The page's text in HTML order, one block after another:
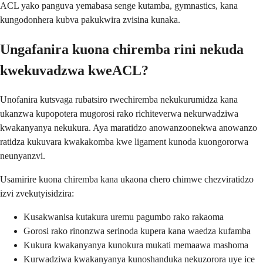
ACL yako panguva yemabasa senge kutamba, gymnastics, kana
kungodonhera kubva pakukwira zvisina kunaka.
Ungafanira kuona chiremba rini nekuda
kwekuvadzwa kweACL?
Unofanira kutsvaga rubatsiro rwechiremba nekukurumidza kana
ukanzwa kupopotera mugorosi rako richiteverwa nekurwadziwa
kwakanyanya nekukura. Aya maratidzo anowanzoonekwa anowanzo
ratidza kukuvara kwakakomba kwe ligament kunoda kuongororwa
neunyanzvi.
Usamirire kuona chiremba kana ukaona chero chimwe chezviratidzo
izvi zvekutyisidzira:
Kusakwanisa kutakura uremu pagumbo rako rakaoma
Gorosi rako rinonzwa serinoda kupera kana waedza kufamba
Kukura kwakanyanya kunokura mukati memaawa mashoma
Kurwadziwa kwakanyanya kunoshanduka nekuzorora uye ice